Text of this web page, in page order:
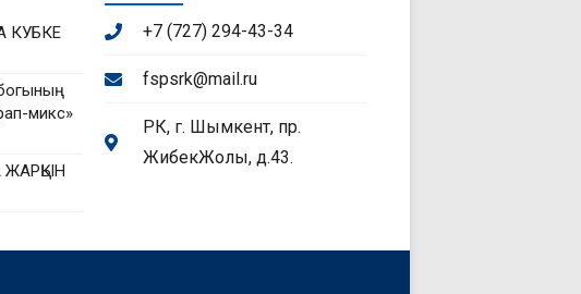
КУБКЕ
микс»
+7 (727) 294-43-34
fspsrk@mail.ru
РК, г. Шымкент, пр.
ЖибекЖолы, д.43.